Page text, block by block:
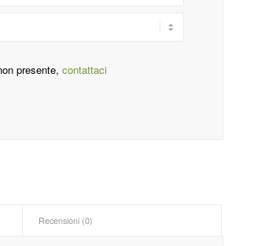
presente, contattaci
Recensioni (0)